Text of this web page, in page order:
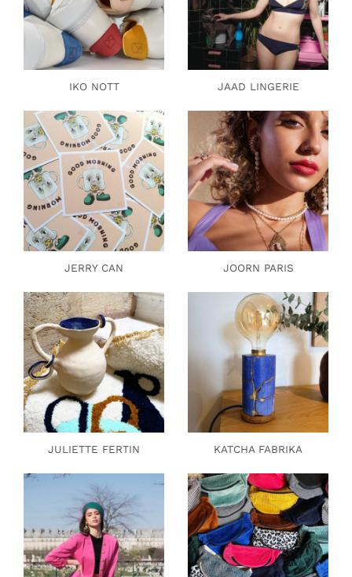
IKO NOTT JAAD LINGERIE
JERRY CAN JOORN PARIS
JULIETTE FERTIN KATCHA FABRIKA